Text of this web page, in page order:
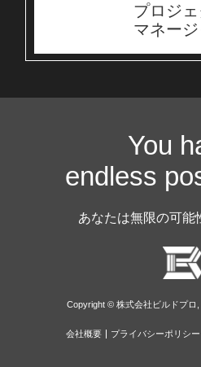
プロジェ
マネー
You
endless
あなたは無限の可能
Copyright © 株式会社ビルドプロ,
会社概要 プライバシーポリシー